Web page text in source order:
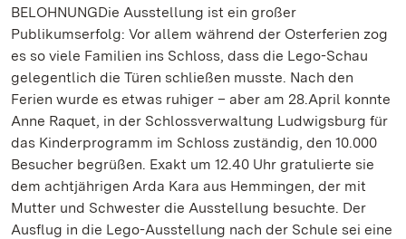
BELOHNUNGDie Ausstellung ist ein großer
Publikumserfolg: Vor allem während der Osterferien zog
es so viele Familien ins Schloss, dass die Lego-Schau
gelegentlich die Türen schließen musste. Nach den
Ferien wurde es etwas ruhiger – aber am 28.April konnte
Anne Raquet, in der Schlossverwaltung Ludwigsburg für
das Kinderprogramm im Schloss zuständig, den 10.000
Besucher begrüßen. Exakt um 12.40 Uhr gratulierte sie
dem achtjährigen Arda Kara aus Hemmingen, der mit
Mutter und Schwester die Ausstellung besuchte. Der
Ausflug in die Lego-Ausstellung nach der Schule sei eine